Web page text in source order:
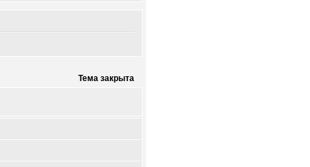
Тема закрыта